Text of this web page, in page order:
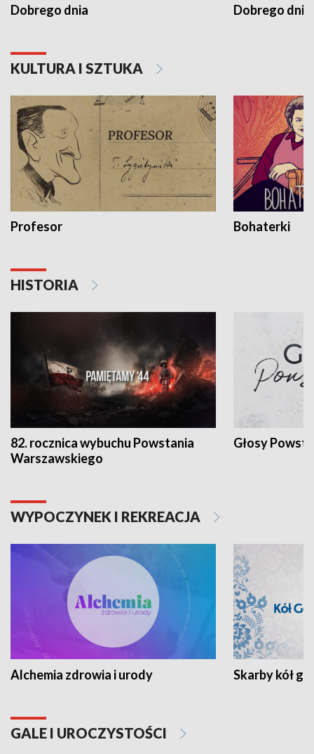
Dobrego dnia Dobrego dnia
KULTURA I SZTUKA
Profesor Bohaterki
HISTORIA
82. rocznica wybuchu Powstania
Warszawskiego
Głosy
WYPOCZYNEK I REKREACJA
Alchemia zdrowia i urody Skarby kół
GALE I UROCZYSTOŚCI